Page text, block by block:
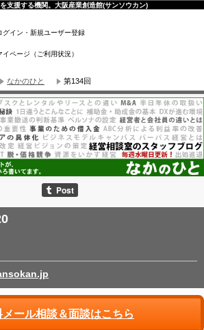
支援する機関。大阪産業創造館(サンソウカン)
グイン・新規ユーザー登録
イページ（ご利用状況）
なかのひと 第134回
ール相談＆面談はこちら